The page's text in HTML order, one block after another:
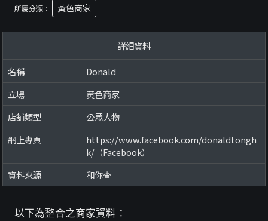
所屬分類： 黃色商家
詳細資料
名稱
Donald
立場
黃色商家
店舖類型
公眾人物
網上專頁
https://www.facebook.com/donaldtongh
k/（Facebook）
資料來源
和你查
以下為整合之商家資料：